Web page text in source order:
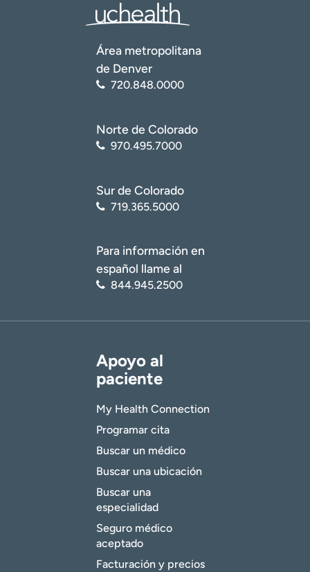
Área metropolitana
de Denver
720.848.0000
Norte de Colorado
970.495.7000
Sur de Colorado
719.365.5000
Para información en
español llame al
844.945.2500
Apoyo al
paciente
My Health Connection
Programar cita
Buscar un médico
Buscar una ubicación
Buscar una
especialidad
Seguro médico
aceptado
Facturación y precios